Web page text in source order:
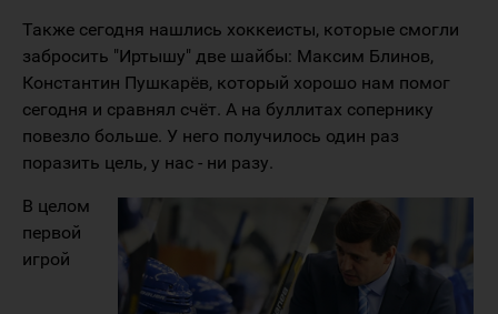
Также сегодня нашлись хоккеисты, которые смогли
забросить "Иртышу" две шайбы: Максим Блинов,
Константин Пушкарёв, который хорошо нам помог
сегодня и сравнял счёт. А на буллитах сопернику
повезло больше. У него получилось один раз
поразить цель, у нас - ни разу.
В целом
первой
игрой